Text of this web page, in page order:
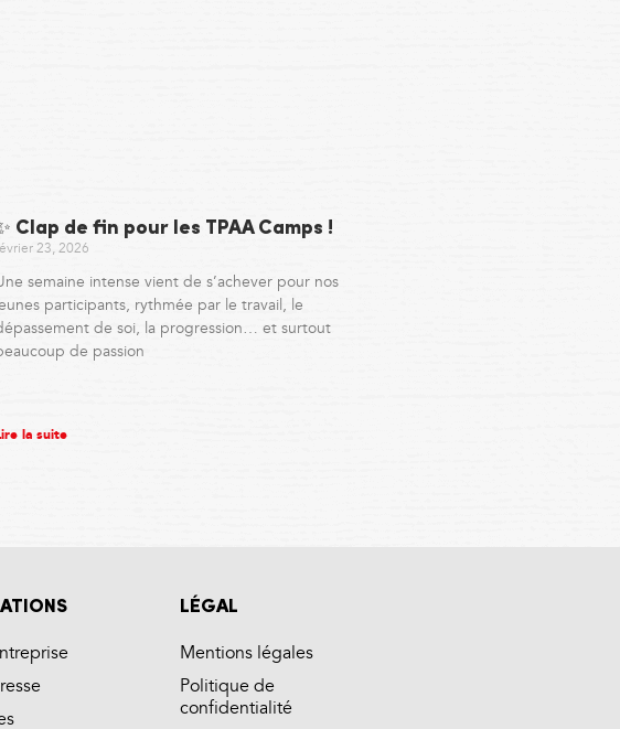
Clap de fin pour les TPAA Camps !
23, 2026
semaine intense vient de s’achever pour nos
participants, rythmée par le travail, le
de soi, la progression… et surtout
de passion
la suite
LÉGAL
Mentions légales
Politique de
confidentialité